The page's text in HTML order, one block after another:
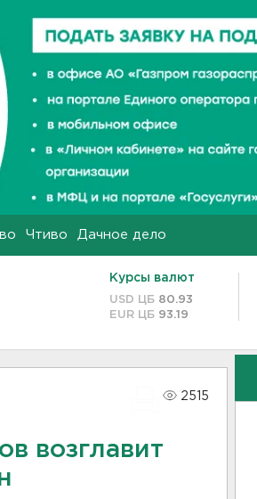
Чтиво Дачное дело
Курсы валют
USD ЦБ 80.93
EUR ЦБ 93.19
2515
возглавит